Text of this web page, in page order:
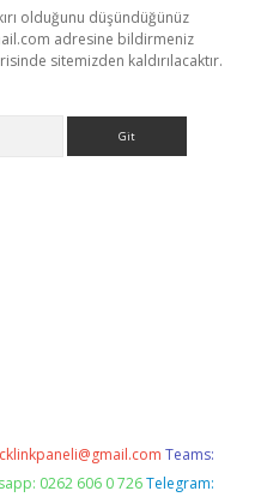
olduğunu düşündüğünüz
adresine bildirmeniz
sitemizden kaldırılacaktır.
Teams:
0262 606 0 726 Telegram: